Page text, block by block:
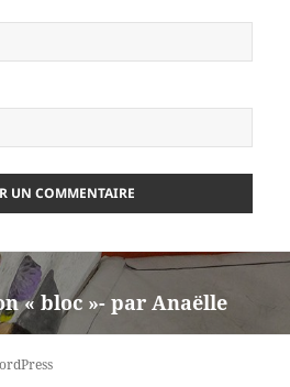
« bloc »- par Anaëlle